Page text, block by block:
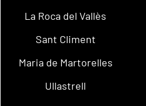
La Roca del Vallès
Sant Climent
Maria de Martorelles
Ullastrell